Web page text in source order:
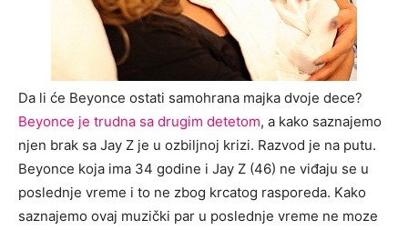
Da li će Beyonce ostati samohrana majka dvoje dece?
Beyonce je trudna sa drugim detetom, a kako saznajemo
njen brak sa Jay Z je u ozbiljnoj krizi. Razvod je na putu.
Beyonce koja ima 34 godine i Jay Z (46) ne viđaju se u
poslednje vreme i to ne zbog krcatog rasporeda. Kako
saznajemo ovaj muzički par u poslednje vreme ne moze